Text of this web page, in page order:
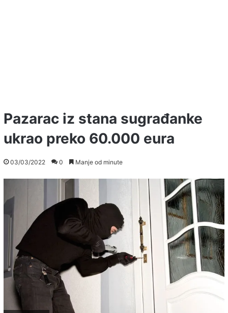
Pazarac iz stana sugrađanke
ukrao preko 60.000 eura
03/03/2022 0 Manje od minute